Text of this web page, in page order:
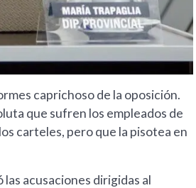
caprichoso de la oposición.
que sufren los empleados de
carteles, pero que la pisotea en
las acusaciones dirigidas al